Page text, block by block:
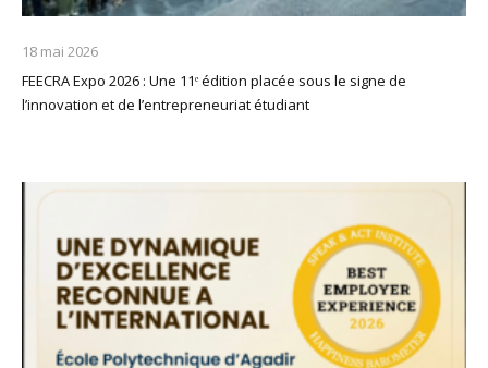
18 mai 2026
FEECRA Expo 2026 : Une 11ᵉ édition placée sous le signe de
l’innovation et de l’entrepreneuriat étudiant